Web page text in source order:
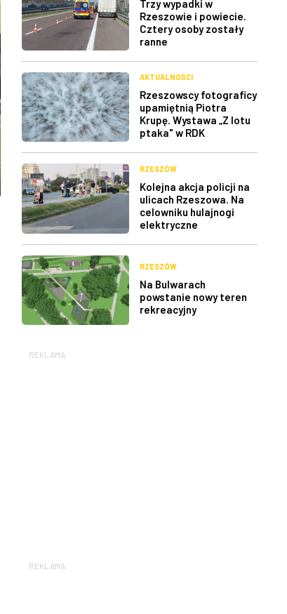
Trzy wypadki w
Rzeszowie i powiecie.
Cztery osoby zostały
ranne
AKTUALNOŚCI
Rzeszowscy fotograficy
upamiętnią Piotra
Krupę. Wystawa „Z lotu
ptaka" w RDK
RZESZÓW
Kolejna akcja policji na
ulicach Rzeszowa. Na
celowniku hulajnogi
elektryczne
RZESZÓW
Na Bulwarach
powstanie nowy teren
rekreacyjny
REKLAMA
REKLAMA